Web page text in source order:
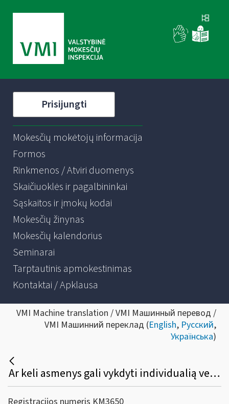
Prisijungti
Mokesčių mokėtojų informacija
Formos
Rinkmenos / Atviri duomenys
Skaičiuoklės ir pagalbininkai
Sąskaitos ir įmokų kodai
Mokesčių žinynas
Mokesčių kalendorius
Seminarai
Tarptautinis apmokestinimas
Kontaktai / Apklausa
VMI Machine translation / VMI Машинный перевод /
VMI Машинний переклад (English, Русский,
Українська)
Ar keli asmenys gali vykdyti individualią veiklą kartu?
Registracijos numeris KM3650